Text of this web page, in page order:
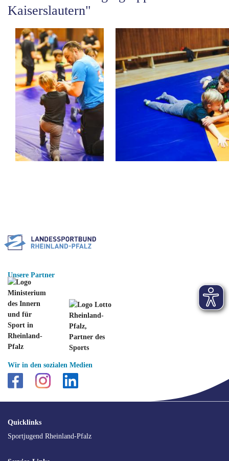
Kaiserslautern"
Unsere Partner
Wir in den sozialen Medien
SEO
Navigation
Quicklinks
Sportjugend Rheinland-Pfalz